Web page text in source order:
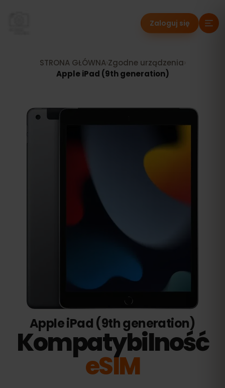
Zaloguj się
STRONA GŁÓWNA› Zgodne urządzenia
Apple iPad (9th generation)
Apple iPad (9th generation)
Kompatybilność
eSIM